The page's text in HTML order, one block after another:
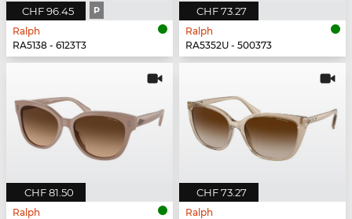
CHF 96.45 P
Ralph
RA5138 - 6123T3
CHF 73.27
Ralph
RA5352U - 500373
CHF 81.50
Ralph
CHF 73.27
Ralph